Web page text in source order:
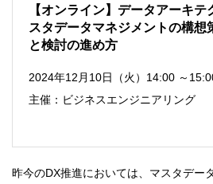
【オンライン】データアーキ
スタデータマネジメントの構想
と検討の進め方
2024年12月10日（火）14:00 ～
主催：ビジネスエンジニアリング
昨今のDX推進においては、マスタデー